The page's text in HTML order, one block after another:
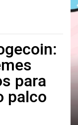
para
palco